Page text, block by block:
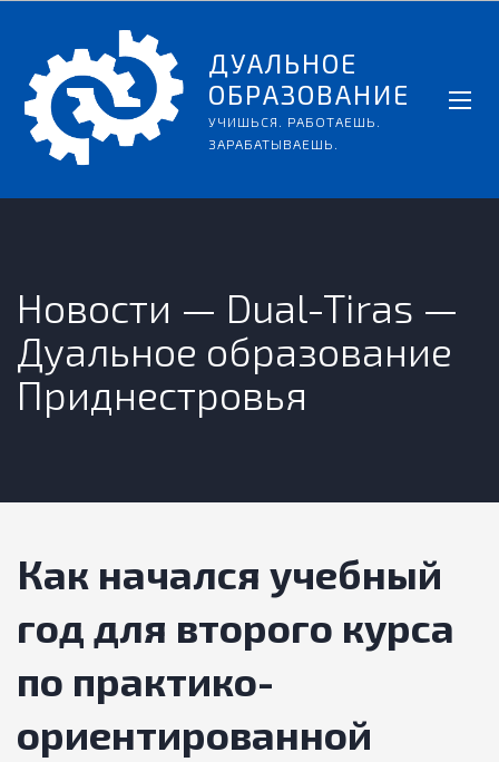
ДУАЛЬНОЕ
ОБРАЗОВАНИЕ
УЧИШЬСЯ. РАБОТАЕШЬ.
ЗАРАБАТЫВАЕШЬ.
Новости — Dual-Tiras —
Дуальное образование
Приднестровья
Как начался учебный
год для второго курса
по практико-
ориентированной